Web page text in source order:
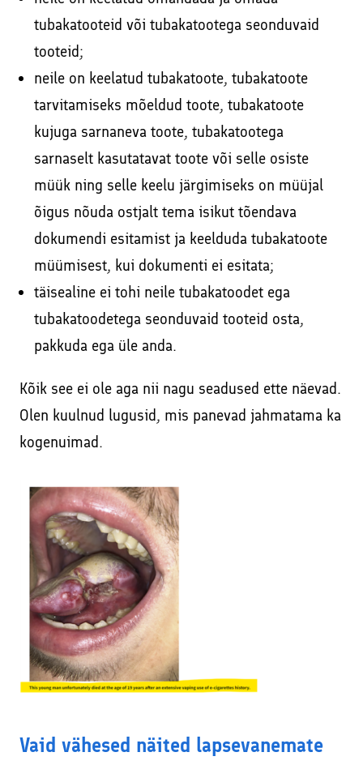
tubakatooteid või tubakatootega seonduvaid
tooteid;
neile on keelatud tubakatoote, tubakatoote
tarvitamiseks mõeldud toote, tubakatoote
kujuga sarnaneva toote, tubakatootega
sarnaselt kasutatavat toote või selle osiste
müük ning selle keelu järgimiseks on müüjal
õigus nõuda ostjalt tema isikut tõendava
dokumendi esitamist ja keelduda tubakatoote
müümisest, kui dokumenti ei esitata;
täisealine ei tohi neile tubakatoodet ega
tubakatoodetega seonduvaid tooteid osta,
pakkuda ega üle anda.
Kõik see ei ole aga nii nagu seadused ette näevad.
Olen kuulnud lugusid, mis panevad jahmatama ka
kogenuimad.
Vaid vähesed näited lapsevanemate